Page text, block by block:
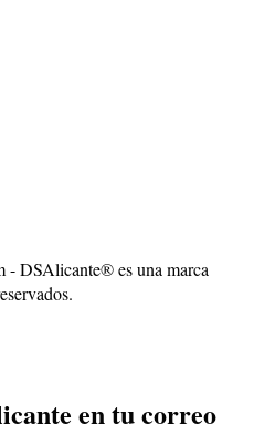
DSAlicante® es una marca
en tu correo